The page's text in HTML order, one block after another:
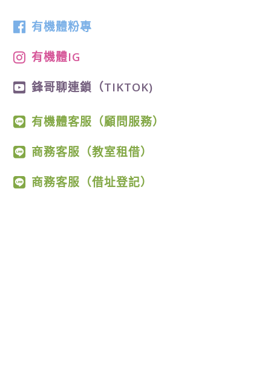
有機體粉專
有機體IG
鋒哥聊連鎖（TIKTOK)
有機體客服（顧問服務）
商務客服（教室租借）
商務客服（借址登記）